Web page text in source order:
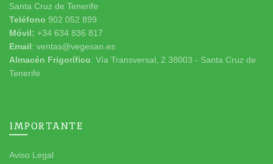
Santa Cruz de Tenerife
Teléfono 902 052 899
Móvil: +34 634 836 817
Email: ventas@vegesan.es
Almacén Frigorífico: Vía Transversal, 2 38003 - Santa Cruz de
Tenerife
IMPORTANTE
Aviso Legal